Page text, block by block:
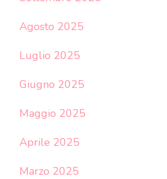
Agosto 2025
Luglio 2025
Giugno 2025
Maggio 2025
Aprile 2025
Marzo 2025